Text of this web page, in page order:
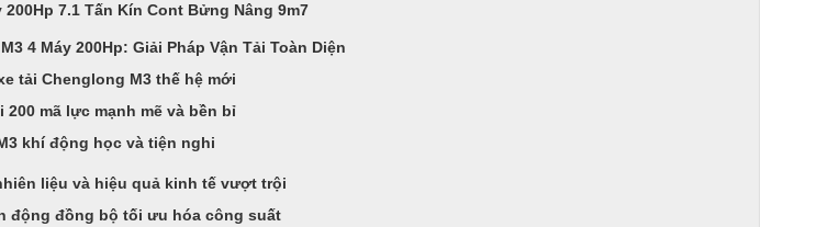
7.1 Tấn Kín Cont Bửng Nâng 9m7
4 Máy 200Hp: Giải Pháp Vận Tải Toàn Diện
tải Chenglong M3 thế hệ mới
mã lực mạnh mẽ và bền bỉ
khí động học và tiện nghi
liệu và hiệu quả kinh tế vượt trội
động đồng bộ tối ưu hóa công suất